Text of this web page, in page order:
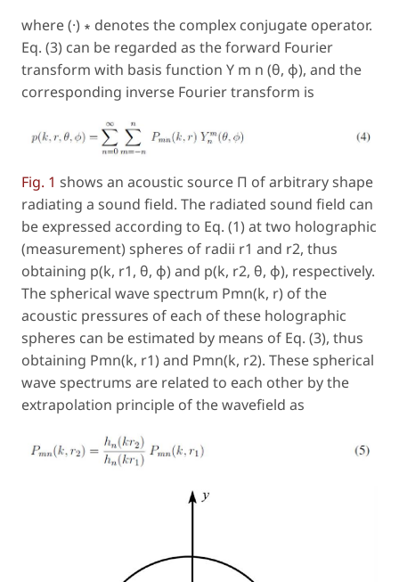
where (·) ∗ denotes the complex conjugate operator.
Eq. (3) can be regarded as the forward Fourier
transform with basis function Y m n (θ, φ), and the
corresponding inverse Fourier transform is
Fig. 1 shows an acoustic source Π of arbitrary shape
radiating a sound field. The radiated sound field can
be expressed according to Eq. (1) at two holographic
(measurement) spheres of radii r1 and r2, thus
obtaining p(k, r1, θ, φ) and p(k, r2, θ, φ), respectively.
The spherical wave spectrum Pmn(k, r) of the
acoustic pressures of each of these holographic
spheres can be estimated by means of Eq. (3), thus
obtaining Pmn(k, r1) and Pmn(k, r2). These spherical
wave spectrums are related to each other by the
extrapolation principle of the wavefield as